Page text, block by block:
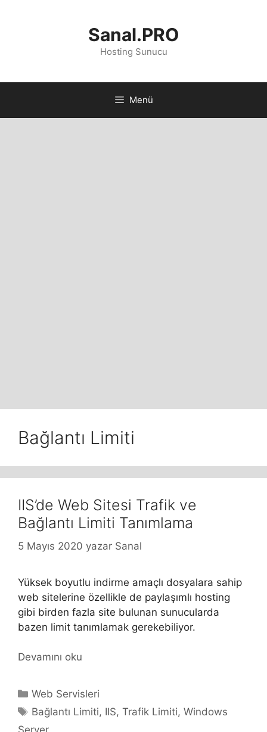
Sanal.PRO
Hosting Sunucu
Menü
Bağlantı Limiti
IIS’de Web Sitesi Trafik ve
Bağlantı Limiti Tanımlama
5 Mayıs 2020 yazar Sanal
Yüksek boyutlu indirme amaçlı dosyalara sahip
web sitelerine özellikle de paylaşımlı hosting
gibi birden fazla site bulunan sunucularda
bazen limit tanımlamak gerekebiliyor.
Devamını oku
Kategoriler
Web Servisleri
Etiketler
Bağlantı Limiti, IIS,Trafik Limiti,Windows
Server